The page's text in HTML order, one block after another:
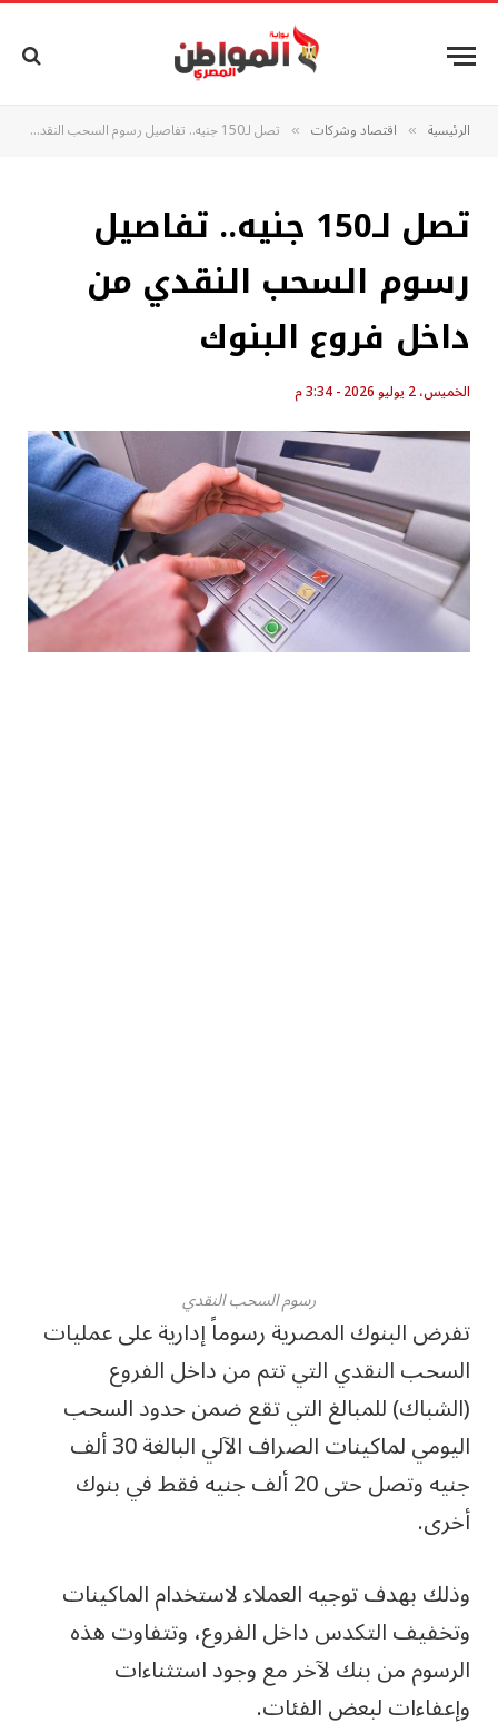
الرئيسية » اقتصاد وشركات » تصل لـ150 جنيه.. تفاصيل رسوم السحب النقدي من داخل فروع البنوك
تصل لـ150 جنيه.. تفاصيل
رسوم السحب النقدي من
داخل فروع البنوك
الخميس، 2 يوليو 2026 - 3:34 م
رسوم السحب النقدي
تفرض البنوك المصرية رسوماً إدارية على عمليات
السحب النقدي التي تتم من داخل الفروع
(الشباك) للمبالغ التي تقع ضمن حدود السحب
اليومي لماكينات الصراف الآلي البالغة 30 ألف
جنيه وتصل حتى 20 ألف جنيه فقط في بنوك
أخرى.
وذلك بهدف توجيه العملاء لاستخدام الماكينات
وتخفيف التكدس داخل الفروع، وتتفاوت هذه
الرسوم من بنك لآخر مع وجود استثناءات
وإعفاءات لبعض الفئات.